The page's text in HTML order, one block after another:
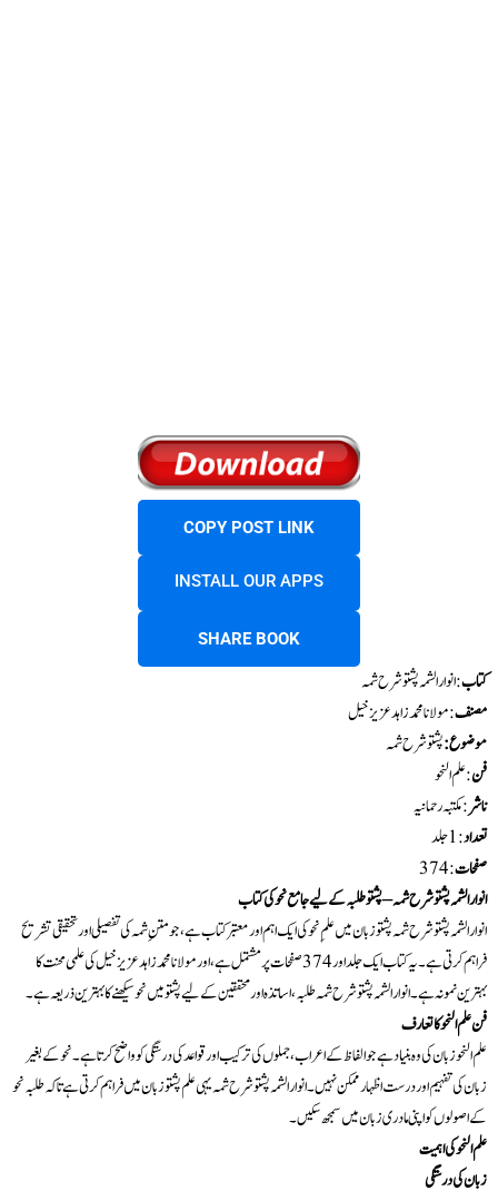
COPY POST LINK
INSTALL OUR APPS
SHARE BOOK
کتاب: انوار الشمہ پشتو شرح شمہ
مصنف: مولانا محمد زاہد عزیز خیل
موضوع:پشتو شرح شمہ
فن: علم النحو
ناشر: مکتبہ رحمانیہ
تعداد:1 جلد
صفحات: 374
انوار الشمہ پشتو شرح شمہ – پشتو طلبہ کے لیے جامع نحو کی کتاب
انوار الشمہ پشتو شرح شمہ پشتو زبان میں علمِ نحو کی ایک اہم اور معتبر کتاب ہے، جو متنِ شمہ کی تفصیلی اور تحقیقی تشریح
فراہم کرتی ہے۔ یہ کتاب ایک جلد اور 374 صفحات پر مشتمل ہے، اور مولانا محمد زاہد عزیز خیل کی علمی محنت کا
بہترین نمونہ ہے۔ انوار الشمہ پشتو شرح شمہ طلبہ، اساتذہ اور محققین کے لیے پشتو میں نحو سیکھنے کا بہترین ذریعہ ہے۔
فن علم النحو کا تعارف
علم النحو زبان کی وہ بنیاد ہے جو الفاظ کے اعراب، جملوں کی ترکیب اور قواعد کی درستگی کو واضح کرتا ہے۔ نحو کے بغیر
زبان کی تفہیم اور درست اظہار ممکن نہیں۔ انوار الشمہ پشتو شرح شمہ یہی علم پشتو زبان میں فراہم کرتی ہے تاکہ طلبہ نحو
کے اصولوں کو اپنی مادری زبان میں سمجھ سکیں۔
علم النحو کی اہمیت
زبان کی درستگی